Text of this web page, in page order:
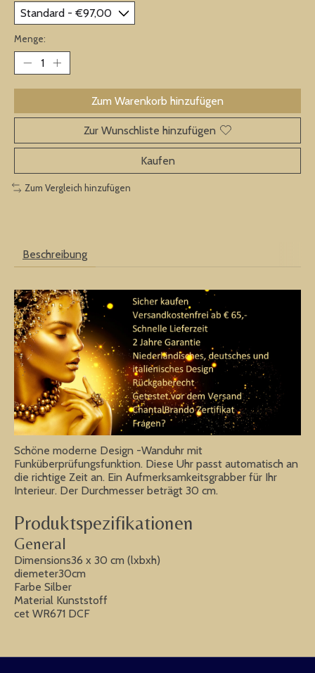
Menge:
Zum Warenkorb hinzufügen
Zur Wunschliste hinzufügen
Kaufen
Zum Vergleich hinzufügen
Beschreibung
Schöne moderne Design -Wanduhr mit
Funküberprüfungsfunktion. Diese Uhr passt automatisch an
die richtige Zeit an. Ein Aufmerksamkeitsgrabber für Ihr
Interieur. Der Durchmesser beträgt 30 cm.
Produktspezifikationen
General
Dimensions36 x 30 cm (lxbxh)
diemeter30cm
Farbe Silber
Material Kunststoff
cet WR671 DCF